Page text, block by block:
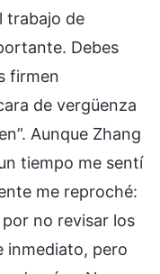
trabajo de
Debes
firmen
de vergüenza
Aunque Zhang
tiempo me sentí
me reproché:
no revisar los
inmediato, pero